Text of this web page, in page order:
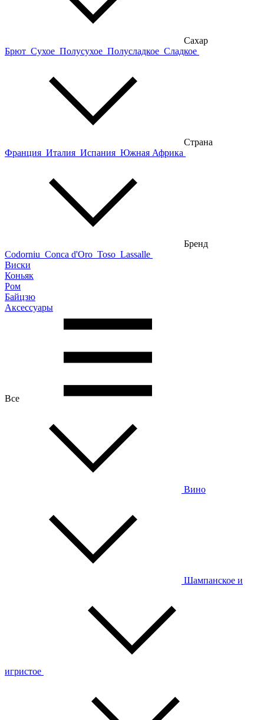
Сахар
Брют Сухое Полусухое Полусладкое Сладкое
Страна
Франция Италия Испания Южная Африка
Бренд
Codorniu Conca d'Oro Toso Lassalle
Виски
Коньяк
Ром
Байцзю
Аксессуары
Все
Вино
Шампанское и
игристое